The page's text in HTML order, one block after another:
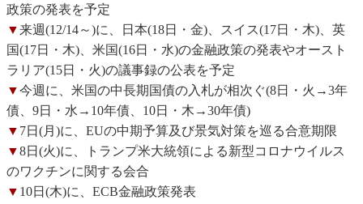
政策の発表を予定
▼来週(12/14～)に、日本(18日・金)、スイス(17日・木)、英
国(17日・木)、米国(16日・水)の金融政策の発表やオースト
ラリア(15日・火)の議事録の公表を予定
▼今週に、米国の中長期国債の入札が相次ぐ(8日・火→3年
債、9日・水→10年債、10日・木→30年債)
▼ 7日(月)に、EUの中期予算及び景気対策を巡る合意期限
▼8日(火)に、トランプ米大統領による新型コロナウイルス
のワクチンに関する会合
▼ 10日(木)に、ECB金融政策発表